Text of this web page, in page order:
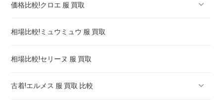
価格比較!クロエ 服 買取
クロエ 靴 買取 ! 買取強化は
相場比較!ミュウミュウ 服 買取
相場比較!セリーヌ 服 買取
古着!エルメス 服 買取 比較